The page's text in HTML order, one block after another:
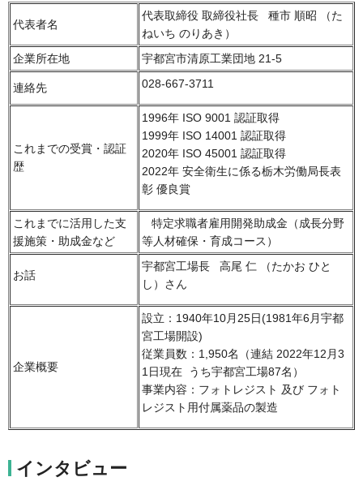
代表者名
代表取締役 取締役社長 種市 順昭 （た
ねいち のりあき）
企業所在地
宇都宮市清原工業団地 21-5
連絡先 028-667-3711
これまでの受賞・認証
歴
1996年 ISO 9001 認証取得
1999年 ISO 14001 認証取得
2020年 ISO 45001 認証取得
2022年 安全衛生に係る栃木労働局長表
彰 優良賞
これまでに活用した支
援施策・助成金など
特定求職者雇用開発助成金（成長分野
等人材確保・育成コース）
お話
宇都宮工場長 高尾 仁 （たかお ひと
し）さん
企業概要
設立：1940年10月25日(1981年6月宇都
宮工場開設)
従業員数：1,950名（連結 2022年12月3
1日現在 うち宇都宮工場87名）
事業内容：フォトレジスト 及び フォト
レジスト用付属薬品の製造
インタビュー